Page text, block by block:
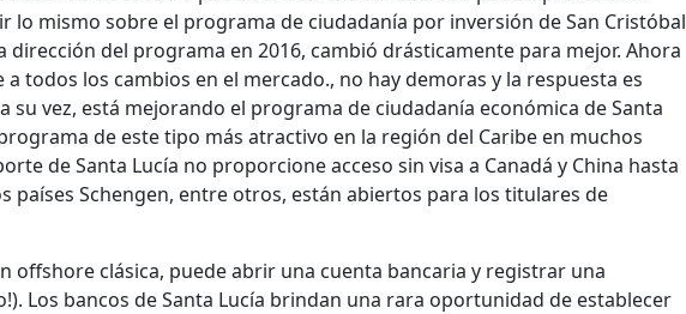
lo mismo sobre el programa de ciudadanía por inversión de San Cristóbal
dirección del programa en 2016, cambió drásticamente para mejor. Ahora
todos los cambios en el mercado., no hay demoras y la respuesta es
su vez, está mejorando el programa de ciudadanía económica de Santa
de este tipo más atractivo en la región del Caribe en muchos
de Santa Lucía no proporcione acceso sin visa a Canadá y China hasta
países Schengen, entre otros, están abiertos para los titulares de
offshore clásica, puede abrir una cuenta bancaria y registrar una
Los bancos de Santa Lucía brindan una rara oportunidad de establecer